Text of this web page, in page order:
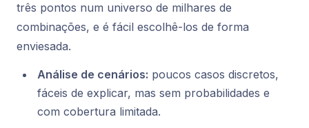
três pontos num universo de milhares de
combinações, e é fácil escolhê-los de forma
enviesada.
Análise de cenários: poucos casos discretos,
fáceis de explicar, mas sem probabilidades e
com cobertura limitada.